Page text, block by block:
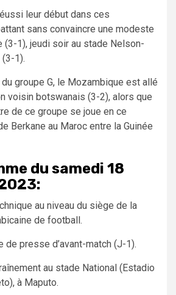
leur début dans ces
sans convaincre une modeste
(3-1), jeudi soir au stade Nelson-
(3-1).
du groupe G, le Mozambique est allé
voisin botswanais (3-2), alors que
de ce groupe se joue en ce
Berkane au Maroc entre la Guinée
du samedi 18
au niveau du siège de la
de football.
de presse d’avant-match (J-1).
au stade National (Estadio
à Maputo.